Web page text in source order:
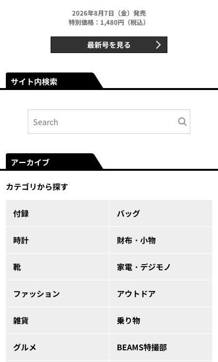
2026年8月7日（金）発売
特別価格：1,480円（税込）
最新号を見る
サイト内検索
アーカイブ
カテゴリから探す
付録 バッグ
時計 財布・小物
靴 家電・デジモノ
ファッション アウトドア
雑貨 乗り物
グルメ BEAMS特撮部